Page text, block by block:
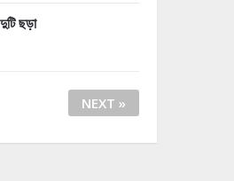
ছড়া
NEXT »